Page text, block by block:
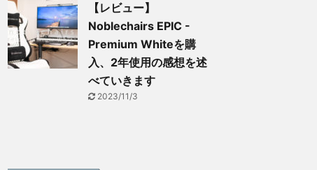
【レビュー】
Noblechairs EPIC -
Premium Whiteを購
入、2年使用の感想を述
べていきます
2023/11/3